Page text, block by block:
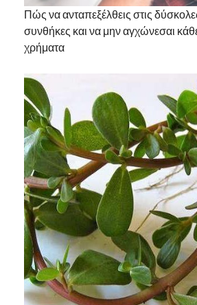
Πώς να ανταπεξέλθεις στις
συνθήκες και να μην αγχώνεσαι
χρήματα